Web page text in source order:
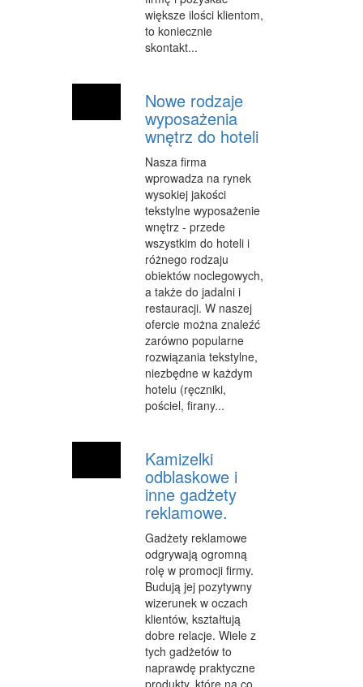
MATERIAŁY REKLAMOWE
IMPREZY INTEGRACYJNE
HOBBY
ZAJĘCIA SPORTOWE I REKREACYJNE
PRODUKCJA
INFORMATYCZNE
RESTAURACJE, CATERING
FOTOGRAFIA
ADWOKACI, PORADY PRAWNE
SPRZĄTANIE, PORZĄDKOWANIE
SERWIS
INNE USŁUGI
KURIER, PRZESYŁKI
WYCIECZKI
HOTELE I NOCLEGI
PODRÓŻE
ZDROWIE
DIETETYKA, ODCHUDZANIE
KOSMETYKI
większe ilości klientom,
to koniecznie
skontakt...
Nowe rodzaje
wyposażenia
wnętrz do hoteli
Nasza firma
wprowadza na rynek
wysokiej jakości
tekstylne wyposażenie
wnętrz - przede
wszystkim do hoteli i
różnego rodzaju
obiektów noclegowych,
a także do jadalni i
restauracji. W naszej
ofercie można znaleźć
zarówno popularne
rozwiązania tekstylne,
niezbędne w każdym
hotelu (ręczniki,
pościel, firany...
Kamizelki
odblaskowe i
inne gadżety
reklamowe.
Gadżety reklamowe
odgrywają ogromną
rolę w promocji firmy.
Budują jej pozytywny
wizerunek w oczach
klientów, kształtują
dobre relacje. Wiele z
tych gadżetów to
naprawdę praktyczne